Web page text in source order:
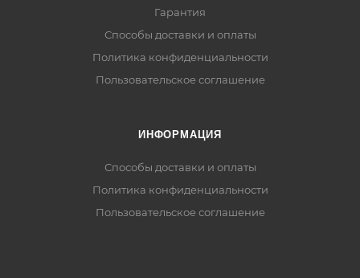
Гарантия
Способы доставки и оплаты
Политика конфиденциальности
Пользовательское соглашение
ИНФОРМАЦИЯ
Способы доставки и оплаты
Политика конфиденциальности
Пользовательское соглашение